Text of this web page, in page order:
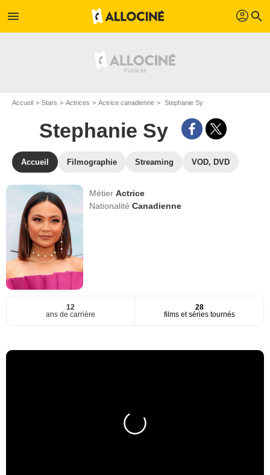
menu profil search
Accueil Stars Actrices Actrice canadienne Stephanie Sy
Stephanie Sy
Accueil Filmographie Streaming VOD, DVD
MétierActrice
NationalitéCanadienne
12
ans de carrière
28
films et séries tournés